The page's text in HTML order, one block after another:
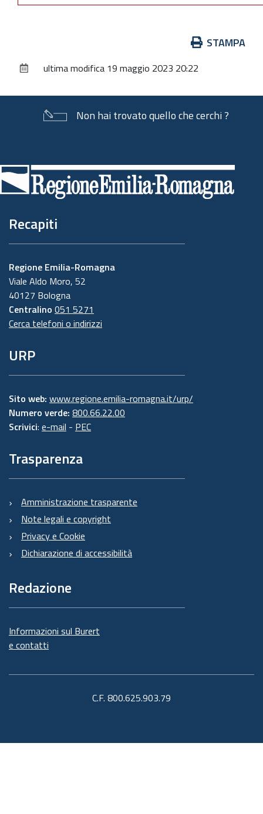
documento
STAMPA
ultima modifica 19 maggio 2023 20:22
Non hai trovato quello che cerchi ?
di
pagina
Recapiti
Regione Emilia-Romagna
Viale Aldo Moro, 52
40127 Bologna
Centralino 051 5271
Cerca telefoni o indirizzi
URP
Sito web: www.regione.emilia-romagna.it/urp/
Numero verde: 800.66.22.00
Scrivici: e-mail - PEC
Trasparenza
Amministrazione trasparente
Note legali e copyright
Privacy e Cookie
Dichiarazione di accessibilità
Redazione
Informazioni sul Burert
e contatti
C.F. 800.625.903.79